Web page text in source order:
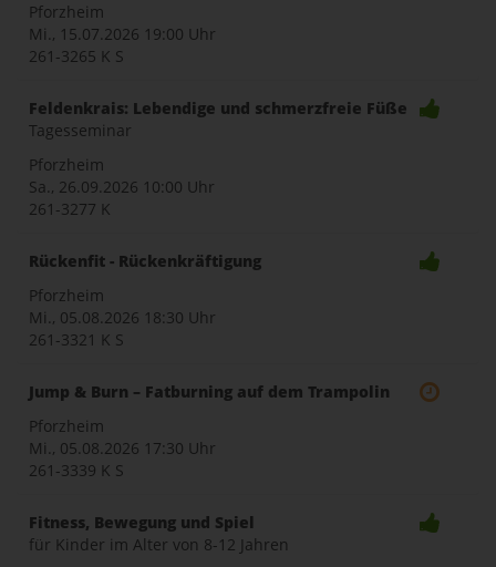
Pforzheim
Mi., 15.07.2026 19:00 Uhr
261-3265 K S
Feldenkrais: Lebendige und schmerzfreie Füße
Tagesseminar
Pforzheim
Sa., 26.09.2026 10:00 Uhr
261-3277 K
Rückenfit - Rückenkräftigung
Pforzheim
Mi., 05.08.2026 18:30 Uhr
261-3321 K S
Jump & Burn – Fatburning auf dem Trampolin
Pforzheim
Mi., 05.08.2026 17:30 Uhr
261-3339 K S
Fitness, Bewegung und Spiel
für Kinder im Alter von 8-12 Jahren